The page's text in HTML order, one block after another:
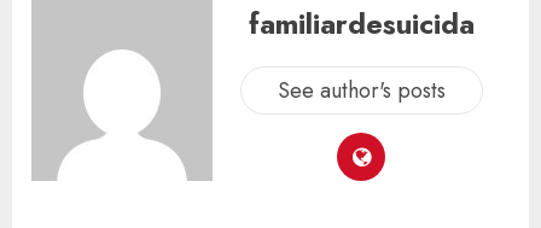
familiardesuicida
See author's posts